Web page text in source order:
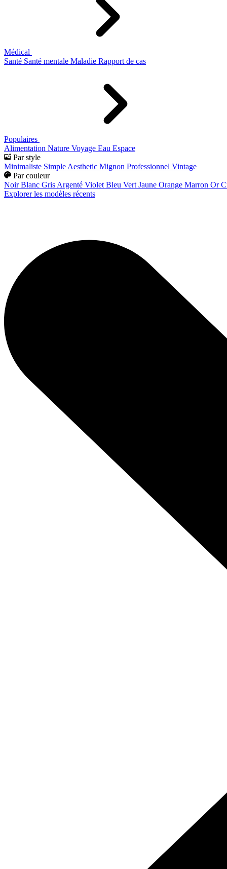
Médical
Santé Santé mentale Maladie Rapport de cas
Populaires
Alimentation Nature Voyage Eau Espace
Par style
Minimaliste Simple Aesthetic Mignon Professionnel Vintage
Par couleur
Noir Blanc Gris Argenté Violet Bleu Vert Jaune Orange Marron Or
Explorer les modèles récents